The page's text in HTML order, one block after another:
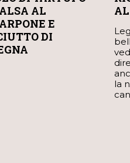
AL
E
DI
la